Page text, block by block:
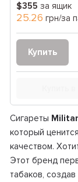
$355 за ящик
25.26 грн/за
Купить
Сигареты
который
качеством.
Этот бренд
табаков,